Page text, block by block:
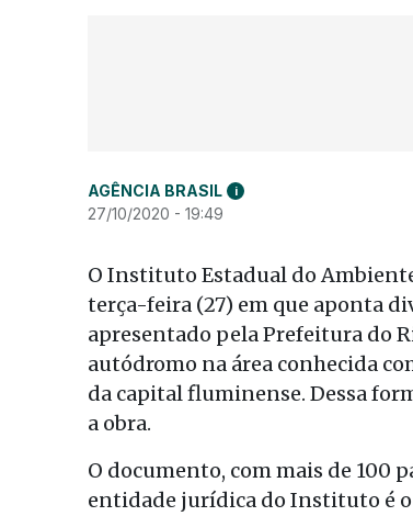
AGÊNCIA BRASIL i
27/10/2020 - 19:49
O Instituto Estadual do
terça-feira (27) em que aponta
apresentado pela Prefeitura do
autódromo na área conhecida
da capital fluminense. Dessa
a obra.
O documento, com mais de 100
entidade jurídica do Instituto é o